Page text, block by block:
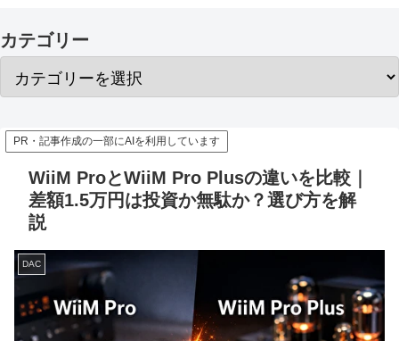
カテゴリー
PR・記事作成の一部にAIを利用しています
WiiM ProとWiiM Pro Plusの違いを比較｜
差額1.5万円は投資か無駄か？選び方を解
説
DAC